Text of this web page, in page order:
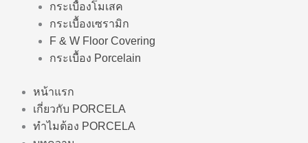
กระเบื้องโมเสค
กระเบื้องเซรามิก
F & W Floor Covering
กระเบื้อง Porcelain
หน้าแรก
เกี่ยวกับ PORCELA
ทำไมต้อง PORCELA